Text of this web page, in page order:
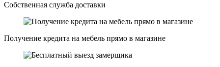
Собственная служба доставки
Получение кредита на мебель прямо в магазине